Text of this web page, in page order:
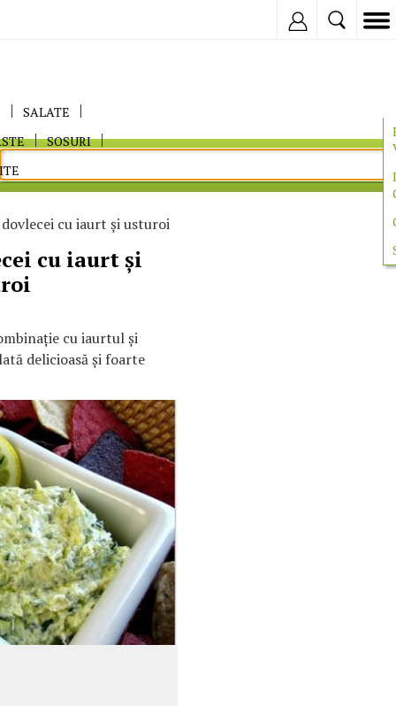
SALATE
SOSURI
cu iaurt și usturoi
cu iaurt și
cu iaurtul și
delicioasă și foarte